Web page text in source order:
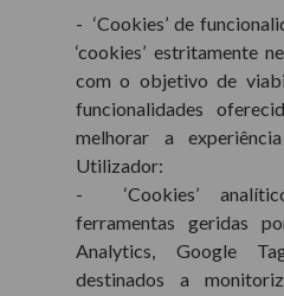
- ‘Cookies’ de
‘cookies’ estritamente
com o objetivo de
funcionalidades
melhorar a
Utilizador:
- ‘Cookies’
ferramentas geridas
Analytics, Google
destinados a